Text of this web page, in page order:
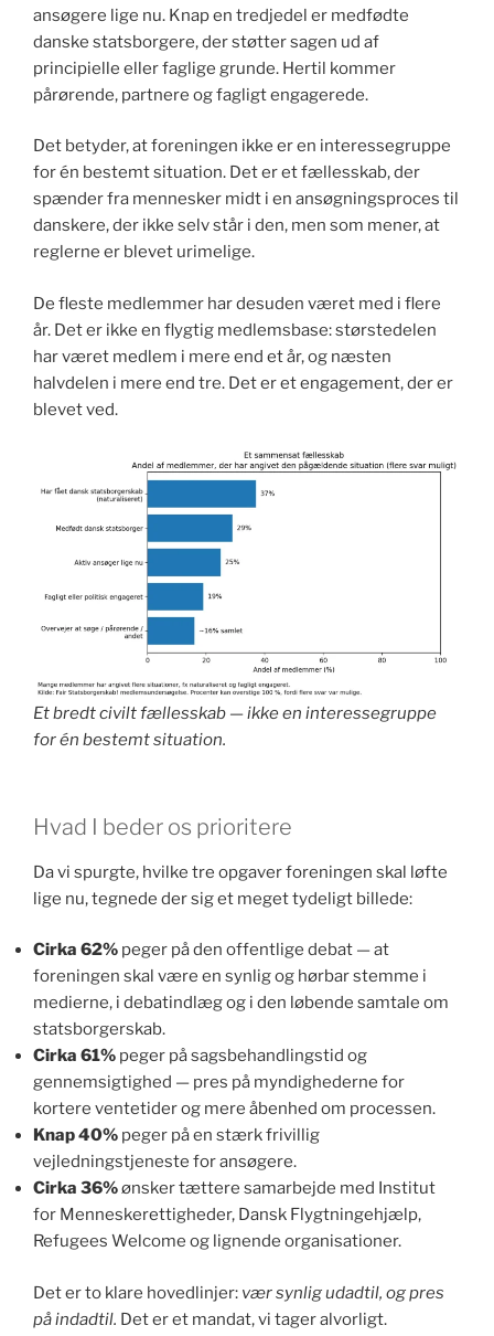
ansøgere lige nu. Knap en tredjedel er medfødte
danske statsborgere, der støtter sagen ud af
principielle eller faglige grunde. Hertil kommer
pårørende, partnere og fagligt engagerede.
Det betyder, at foreningen ikke er en interessegruppe
for én bestemt situation. Det er et fællesskab, der
spænder fra mennesker midt i en ansøgningsproces til
danskere, der ikke selv står i den, men som mener, at
reglerne er blevet urimelige.
De fleste medlemmer har desuden været med i flere
år. Det er ikke en flygtig medlemsbase: størstedelen
har været medlem i mere end et år, og næsten
halvdelen i mere end tre. Det er et engagement, der er
blevet ved.
Et bredt civilt fællesskab — ikke en interessegruppe
for én bestemt situation.
Hvad I beder os prioritere
Da vi spurgte, hvilke tre opgaver foreningen skal løfte
lige nu, tegnede der sig et meget tydeligt billede:
Cirka 62% peger på den offentlige debat — at
foreningen skal være en synlig og hørbar stemme i
medierne, i debatindlæg og i den løbende samtale om
statsborgerskab.
Cirka 61% peger på sagsbehandlingstid og
gennemsigtighed — pres på myndighederne for
kortere ventetider og mere åbenhed om processen.
Knap 40% peger på en stærk frivillig
vejledningstjeneste for ansøgere.
Cirka 36%ønsker tættere samarbejde med Institut
for Menneskerettigheder, Dansk Flygtningehjælp,
Refugees Welcome og lignende organisationer.
Det er to klare hovedlinjer: vær synlig udadtil, og pres
på indadtil. Det er et mandat, vi tager alvorligt.